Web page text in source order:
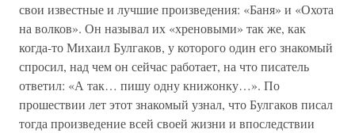
свои известные и лучшие произведения: «Баня» и «Охота
на волков». Он называл их «хреновыми» так же, как
когда-то Михаил Булгаков, у которого один его знакомый
спросил, над чем он сейчас работает, на что писатель
ответил: «А так… пишу одну книжонку…». По
прошествии лет этот знакомый узнал, что Булгаков писал
тогда произведение всей своей жизни и впоследствии